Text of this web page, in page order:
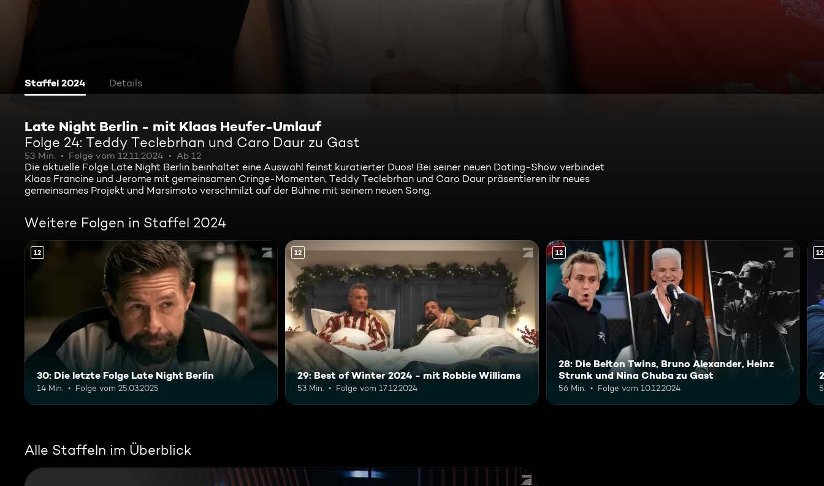
Staffel 2024 Details
Late Night Berlin - mit Klaas Heufer-Umlauf
Folge 24: Teddy Teclebrhan und Caro Daur zu Gast
53 Min. Folge vom 12.11.2024 Ab 12
Die aktuelle Folge Late Night Berlin beinhaltet eine Auswahl feinst kuratierter Duos! Bei seiner neuen Dating-Show verbindet
Klaas Francine und Jerome mit gemeinsamen Cringe-Momenten, Teddy Teclebrhan und Caro Daur präsentieren ihr neues
gemeinsames Projekt und Marsimoto verschmilzt auf der Bühne mit seinem neuen Song.
Weitere Folgen in Staffel 2024
12
30: Die letzte Folge Late Night Berlin
14 Min. Folge vom 25.03.2025
12
29: Best of Winter 2024 - mit Robbie Williams
53 Min. Folge vom 17.12.2024
12
28: Die Belton Twins, Bruno Alexander, Heinz
Strunk und Nina Chuba zu Gast
56 Min. Folge vom 10.12.2024
12
Alle Staffeln im Überblick